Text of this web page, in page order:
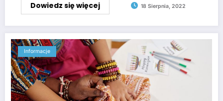
Dowiedz się więcej 18 Sierpnia, 2022
Informacje